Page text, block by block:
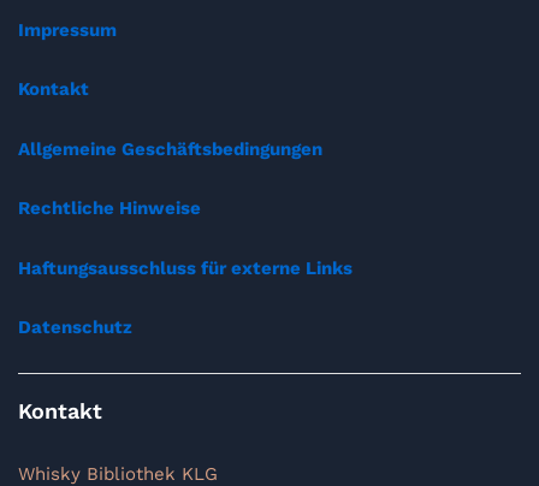
Impressum
Kontakt
Allgemeine Geschäftsbedingungen
Rechtliche Hinweise
Haftungsausschluss für externe Links
Datenschutz
Kontakt
Whisky Bibliothek KLG